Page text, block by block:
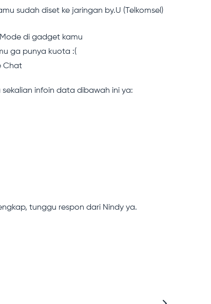
sudah diset ke jaringan by.U (Telkomsel)
di gadget kamu
ga punya kuota :(
Chat
infoin data dibawah ini ya:
tunggu respon dari Nindy ya.